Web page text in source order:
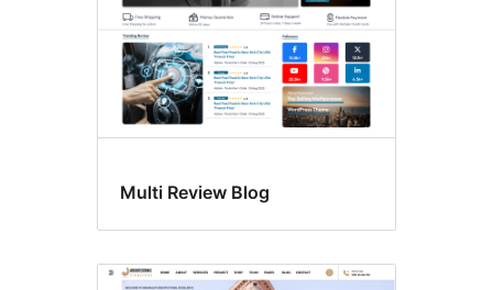
Multi Review Blog